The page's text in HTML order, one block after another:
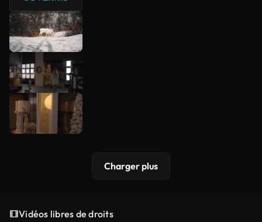
Charger plus
Vidéos libres de droits